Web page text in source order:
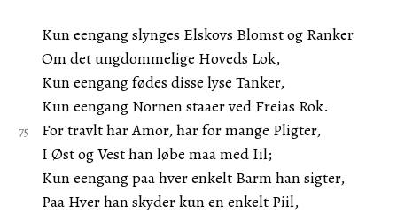
Kun eengang slynges Elskovs Blomst og Ranker
Om det ungdommelige Hoveds Lok,
Kun eengang fødes disse lyse Tanker,
Kun eengang Nornen staaer ved Freias Rok.
For travlt har Amor, har for mange Pligter,
I Øst og Vest han løbe maa med Iil;
Kun eengang paa hver enkelt Barm han sigter,
Paa Hver han skyder kun en enkelt Piil,